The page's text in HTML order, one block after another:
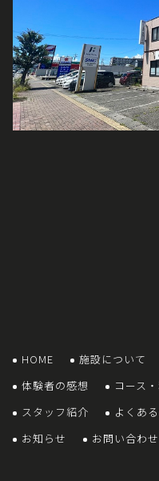
HOME 施設について
体験者の感想
コース
スタッフ紹介
よくあ
お知らせ
お問い合わせ